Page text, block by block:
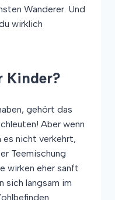
Wanderer. Und
wirklich
Kinder?
gehört das
Aber wenn
es nicht verkehrt,
Teemischung
wirken eher sanft
sich langsam im